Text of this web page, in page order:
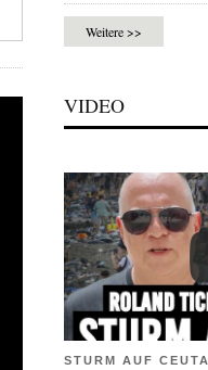
Weitere >>
VIDEO
STURM AUF CEUTA